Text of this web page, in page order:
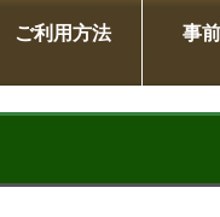
ご利用方法 事